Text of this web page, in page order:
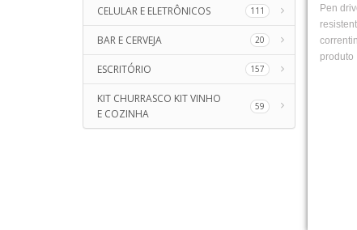
CELULAR E ELETRÔNICOS 111
BAR E CERVEJA 20
ESCRITÓRIO 157
KIT CHURRASCO KIT VINHO
E COZINHA
59
Pen
produto